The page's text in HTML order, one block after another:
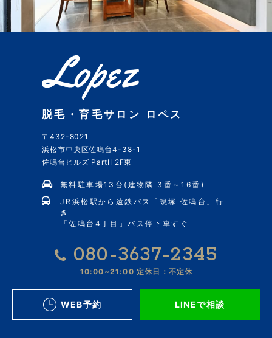
脱毛・育毛サロン ロペス
〒432-8021
浜松市中央区佐鳴台4-38-1
佐鳴台ヒルズ PartII 2F東
無料駐車場13台(建物隣 3番～16番)
JR浜松駅から遠鉄バス「蜆塚 佐鳴台」行
き
「佐鳴台4丁目」バス停下車すぐ
080-3637-2345
10:00~21:00 定休日：不定休
WEB予約 LINEで相談